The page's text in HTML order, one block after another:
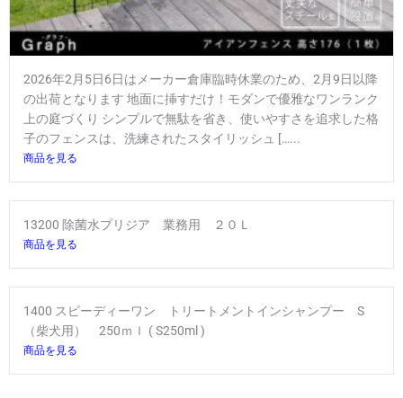
2026年2月5日6日はメーカー倉庫臨時休業のため、2月9日以降
の出荷となります 地面に挿すだけ！モダンで優雅なワンランク
上の庭づくり シンプルで無駄を省き、使いやすさを追求した格
子のフェンスは、洗練されたスタイリッシュ […...
商品を見る
13200 除菌水プリジア 業務用 ２０Ｌ
商品を見る
1400 スピーディーワン トリートメントインシャンプー S
（柴犬用） 250ｍｌ ( S250ml )
商品を見る